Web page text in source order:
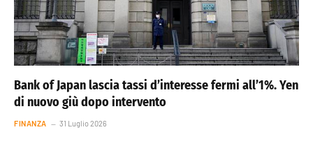
Bank of Japan lascia tassi d’interesse fermi all’1%. Yen
di nuovo giù dopo intervento
FINANZA 31 Luglio 2026